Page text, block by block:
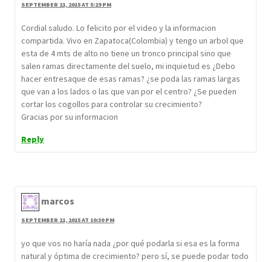
SEPTEMBER 21, 2015 AT 5:29 PM
Cordial saludo. Lo felicito por el video y la informacion
compartida. Vivo en Zapatoca(Colombia) y tengo un arbol que
esta de 4 mts de alto no tiene un tronco principal sino que
salen ramas directamente del suelo, mi inquietud es ¿Debo
hacer entresaque de esas ramas? ¿se poda las ramas largas
que van a los lados o las que van por el centro? ¿Se pueden
cortar los cogollos para controlar su crecimiento?
Gracias por su informacion
Reply
marcos
SEPTEMBER 21, 2015 AT 10:30 PM
yo que vos no haría nada ¿por qué podarla si esa es la forma
natural y óptima de crecimiento? pero sí, se puede podar todo